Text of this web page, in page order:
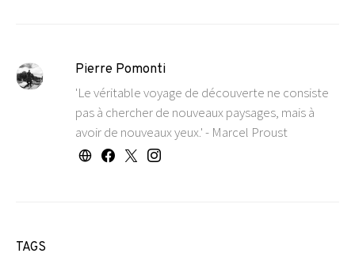
Pierre Pomonti
'Le véritable voyage de découverte ne consiste
pas à chercher de nouveaux paysages, mais à
avoir de nouveaux yeux.' - Marcel Proust
TAGS